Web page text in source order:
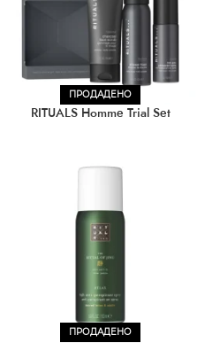
ПРОДАДЕНО
RITUALS Homme Trial Set
ПРОДАДЕНО